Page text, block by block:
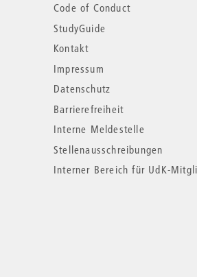
Code of Conduct
StudyGuide
Kontakt
Impressum
Datenschutz
Barrierefreiheit
Interne Meldestelle
Stellenausschreibungen
Interner Bereich für UdK-